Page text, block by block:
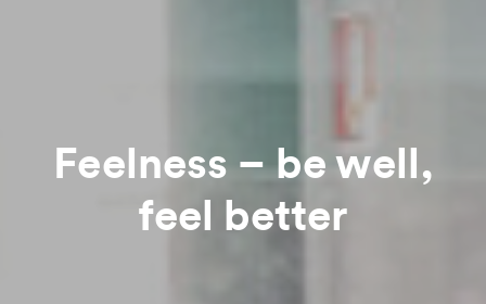
Feelness – be well,
feel better